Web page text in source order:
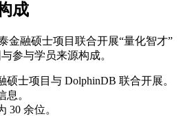
成
金融硕士项目联合开展“量化智才”
参与学员来源构成。
硕士项目与 DolphinDB 联合开展。
。
30 余位。